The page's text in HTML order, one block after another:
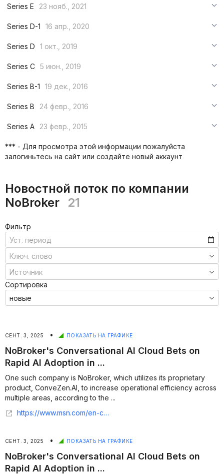
***
Series E
23 нояб., 2021
***
Series D-1
16 апр., 2020
***
Series D
1 окт., 2019
***
Series C 5 июн., 2019
***
Series B-1
19 дек., 2016
***
Series B
24 февр., 2016
***
Series A
23 февр., 2015
*** - Для просмотра этой информации пожалуйста
залогиньтесь на сайт или создайте новый аккаунт
Новостной поток по компании
NoBroker
21
Фильтр
Сортировка
СЕНТ. 3, 2025 • ПОКАЗАТЬ НА ГРАФИКЕ
NoBroker's Conversational AI Cloud Bets on
Rapid AI Adoption in ...
One such company is NoBroker, which utilizes its proprietary
product, ConveZen.AI, to increase operational efficiency across
multiple areas, according to the ...
https://www.msn.com/en-ca/money/smallbusiness/nobroker-s-conversational-ai-cloud-bets-on-rapid-ai-adoption-in-customer-services-industry/ar-AA1LIq7S?ocid=finance-verthp-feeds
СЕНТ. 3, 2025 • ПОКАЗАТЬ НА ГРАФИКЕ
NoBroker's Conversational AI Cloud Bets on
Rapid AI Adoption in ...